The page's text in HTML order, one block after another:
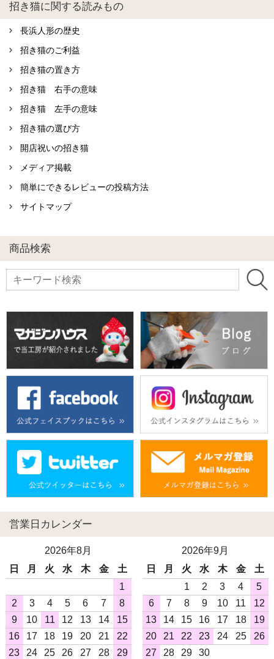
招き猫に関する読みもの
長浜人形の歴史
招き猫のご利益
招き猫の置き方
招き猫 右手の意味
招き猫 左手の意味
招き猫の選び方
開店祝いの招き猫
メディア掲載
簡単にできるレビューの投稿方法
サイトマップ
商品検索
営業日カレンダー
2026年8月
日
月 火 水 木 金
土
1
2
3 4 5 6 7
8
9
10 11 12 13 14
15
16
17 18 19 20 21
22
23
24 25 26 27 28 29
2026年9月
日
月 火 水 木 金
土
1
2 3 4
5
6
7 8 9 10 11
12
13
14 15 16 17 18
19
20
21 22 23 24 25
26
27
28 29 30